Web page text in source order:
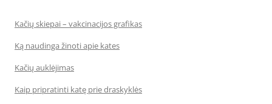
Kačių skiepai – vakcinacijos grafikas
Ką naudinga žinoti apie kates
Kačių auklėjimas
Kaip pripratinti katę prie draskyklės